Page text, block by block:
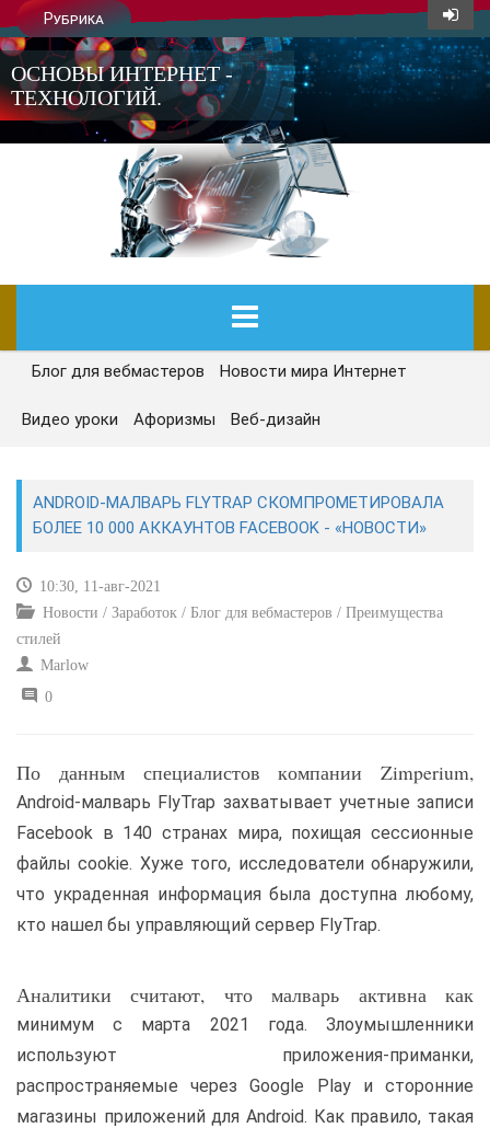
Рубрика
ОСНОВЫ ИНТЕРНЕТ -
ТЕХНОЛОГИЙ.
ГЛАВНАЯ
СЕГОДНЯ
РЕМОНТ И СОВЕТЫ
УЧЕБНИК CSS
Блог для вебмастеров Новости мира Интернет
Видео уроки Афоризмы Веб-дизайн
ANDROID-МАЛВАРЬ FLYTRAP СКОМПРОМЕТИРОВАЛА
БОЛЕЕ 10 000 АККАУНТОВ FACEBOOK - «НОВОСТИ»
10:30, 11-авг-2021
Новости / Заработок / Блог для вебмастеров / Преимущества
стилей
Marlow
0
По данным специалистов компании Zimperium,
Android-малварь FlyTrap захватывает учетные записи
Facebook в 140 странах мира, похищая сессионные
файлы cookie. Хуже того, исследователи обнаружили,
что украденная информация была доступна любому,
кто нашел бы управляющий сервер FlyTrap.
Аналитики считают, что малварь активна как
минимум с марта 2021 года. Злоумышленники
используют приложения-приманки,
распространяемые через Google Play и сторонние
магазины приложений для Android. Как правило, такая